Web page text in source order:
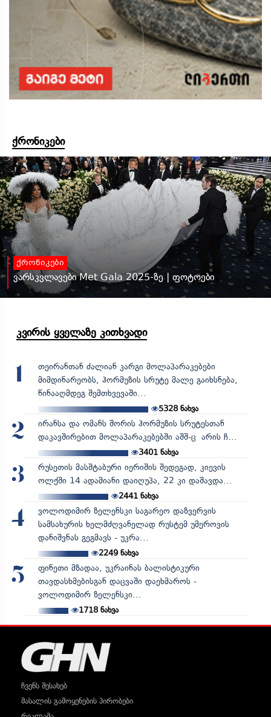
ქრონიკები
ქრონიკები
ვარსკვლავები Met Gala 2025-ზე | ფოტოები
კვირის ყველაზე კითხვადი
1
თეირანთან ძალიან კარგი მოლაპარაკებები
მიმდინარეობს, ჰორმუზის სრუტე მალე გაიხსნება,
წინააღმდეგ შემთხვევაში...
5328 ნახვა
2
ირანსა და ომანს შორის ჰორმუზის სრუტესთან
დაკავშირებით მოლაპარაკებებში აშშ-ც არის ჩ...
3401ნახვა
3
რუსეთის მასშტაბური იერიშის შედეგად, კიევის
ოლქში 14 ადამიანი დაიღუპა, 22 კი დაშავდა...
2441ნახვა
4
ვოლოდიმირ ზელენსკი საგარეო დაზვერვის
სამსახურის ხელმძღვანელად რუსტემ უმეროვის
დანიშვნას გეგმავს - უკრა...
2249ნახვა
5
ფინეთი მზადაა, უკრაინას ბალისტიკური
თავდასხმებისგან დაცვაში დაეხმაროს -
ვოლოდიმირ ზელენსკი...
1718ნახვა
ჩვენს შესახებ
მასალის გამოყენების პირობები